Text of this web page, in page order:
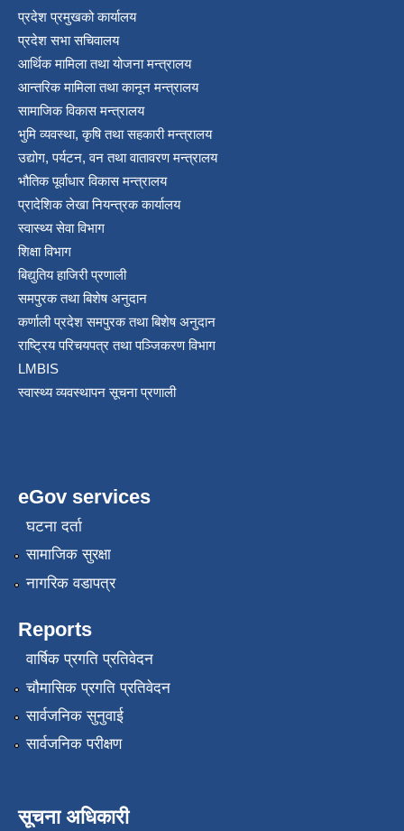
प्रदेश प्रमुखको कार्यालय
प्रदेश सभा सचिवालय
आर्थिक मामिला तथा योजना मन्त्रालय
आन्तरिक मामिला तथा कानून मन्त्रालय
सामाजिक विकास मन्त्रालय
भुमि व्यवस्था, कृषि तथा सहकारी मन्त्रालय
उद्योग, पर्यटन, वन तथा वातावरण मन्त्रालय
भौतिक पूर्वाधार विकास मन्त्रालय
प्रादेशिक लेखा नियन्त्रक कार्यालय
स्वास्थ्य सेवा विभाग
शिक्षा विभाग
बिद्युतिय हाजिरी प्रणाली
समपुरक तथा बिशेष अनुदान
कर्णाली प्रदेश समपुरक तथा बिशेष अनुदान
राष्ट्रिय परिचयपत्र तथा पञ्जिकरण विभाग
LMBIS
स्वास्थ्य व्यवस्थापन सूचना प्रणाली
eGov services
घटना दर्ता
सामाजिक सुरक्षा
नागरिक वडापत्र
Reports
वार्षिक प्रगति प्रतिवेदन
चौमासिक प्रगति प्रतिवेदन
सार्वजनिक सुनुवाई
सार्वजनिक परीक्षण
सूचना अधिकारी